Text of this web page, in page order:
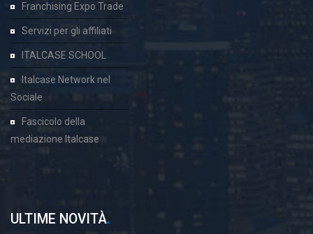
Franchising Expo Trade
Servizi per gli affiliati
ITALCASE SCHOOL
Italcase Network nel
Sociale
Fascicolo della
mediazione Italcase
ULTIME NOVITÀ.